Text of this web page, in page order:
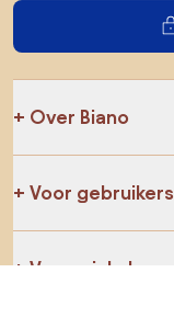
Over Biano
Voor gebruikers
Voor winkels